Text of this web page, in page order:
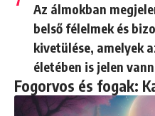
Az álmokban
belső félelmek és
kivetülése, amelyek
életében is jelen
Fogorvos és fogak: